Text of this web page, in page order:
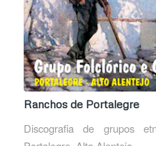
Ranchos de Portalegre
Discografia de grupos